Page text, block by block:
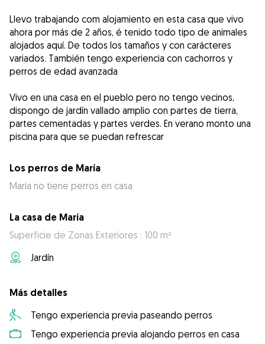
Llevo trabajando com alojamiento en esta casa que vivo
ahora por más de 2 años, é tenido todo tipo de animales
alojados aquí. De todos los tamaños y con carácteres
variados. También tengo experiencia con cachorros y
perros de edad avanzada
Vivo en una casa en el pueblo pero no tengo vecinos,
dispongo de jardín vallado amplio con partes de tierra,
partes cementadas y partes verdes. En verano monto una
piscina para que se puedan refrescar
Los perros de María
María no tiene perros en casa
La casa de María
Superficie de Zonas Exteriores : 100 m²
Jardín
Más detalles
Tengo experiencia previa paseando perros
Tengo experiencia previa alojando perros en casa